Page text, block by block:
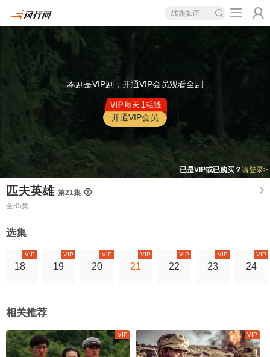
战旗如画
本剧是VIP剧，开通VIP会员观看全剧
开通VIP会员
已是VIP或已购买？请登录>
匹夫英雄 第21集
全35集
选集
18
VIP
19
VIP
20
VIP
21
VIP
22
VIP
23
VIP
24
VIP
相关推荐